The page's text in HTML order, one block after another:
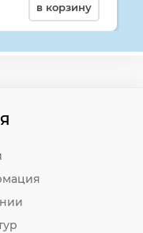
темный
в корзину